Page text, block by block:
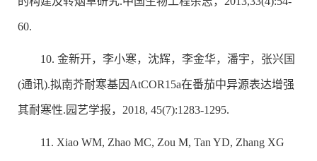
60.
10. 金新开，李小寒，沈辉，李金华，潘宇，张兴国
(通讯).拟南芥耐寒基因AtCOR15a在番茄中异源表达增强
其耐寒性.园艺学报，2018, 45(7):1283-1295.
11. Xiao WM, Zhao MC, Zou M, Tan YD, Zhang XG